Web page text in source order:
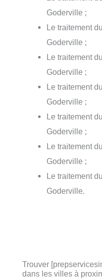
Goderville ;
Le traitement
Goderville ;
Le traitement
Goderville ;
Le traitement
Goderville ;
Le traitement
Goderville ;
Le traitement
Goderville ;
Le traitement
Goderville.
Trouver
dans les villes à